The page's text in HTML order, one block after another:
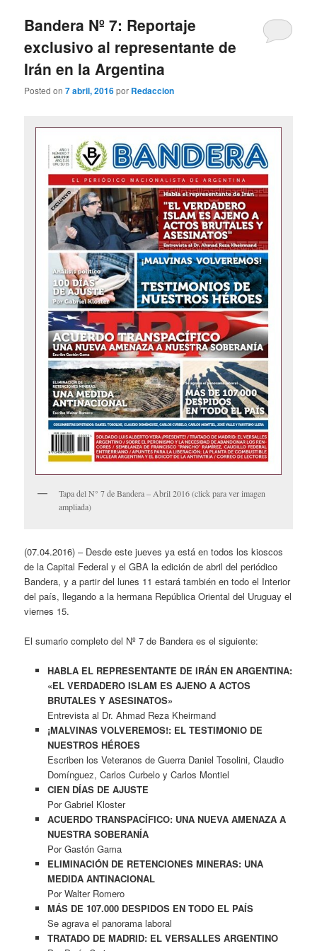
Bandera Nº 7: Reportaje
exclusivo al representante de
Irán en la Argentina
Posted on7 abril, 2016por Redaccion
Tapa del N° 7 de Bandera – Abril 2016 (click para ver imagen
ampliada)
(07.04.2016) – Desde este jueves ya está en todos los kioscos
de la Capital Federal y el GBA la edición de abril del periódico
Bandera, y a partir del lunes 11 estará también en todo el Interior
del país, llegando a la hermana República Oriental del Uruguay el
viernes 15.
El sumario completo del Nº 7 de Bandera es el siguiente:
HABLA EL REPRESENTANTE DE IRÁN EN ARGENTINA:
«EL VERDADERO ISLAM ES AJENO A ACTOS
BRUTALES Y ASESINATOS»
Entrevista al Dr. Ahmad Reza Kheirmand
¡MALVINAS VOLVEREMOS!: EL TESTIMONIO DE
NUESTROS HÉROES
Escriben los Veteranos de Guerra Daniel Tosolini, Claudio
Domínguez, Carlos Curbelo y Carlos Montiel
CIEN DÍAS DE AJUSTE
Por Gabriel Kloster
ACUERDO TRANSPACÍFICO: UNA NUEVA AMENAZA A
NUESTRA SOBERANÍA
Por Gastón Gama
ELIMINACIÓN DE RETENCIONES MINERAS: UNA
MEDIDA ANTINACIONAL
Por Walter Romero
MÁS DE 107.000 DESPIDOS EN TODO EL PAÍS
Se agrava el panorama laboral
TRATADO DE MADRID: EL VERSALLES ARGENTINO